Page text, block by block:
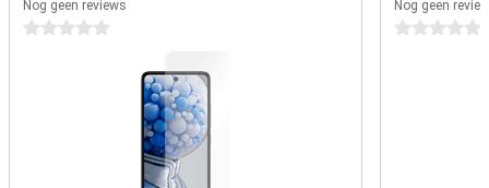
oplaadpoort, een bekrast achterpaneel of een lege batterij. Ga
gewoon naar de HMD Phones Repair Hub voor reserveonderdelen
Nog geen reviews
0 sterren
Nog geen
0 sterren